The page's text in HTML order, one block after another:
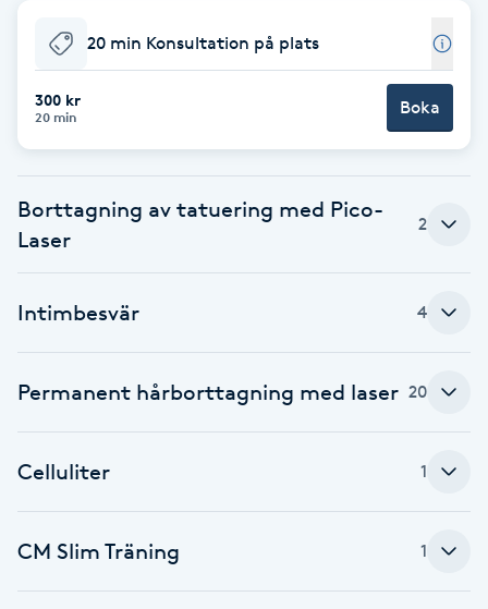
Babylights
Balayage
Barber
Blowout
Bottenfärg
Brynfärgning
20 min Konsultation på plats
300 kr
20 min Boka
Borttagning av tatuering med Pico-
Laser
2
Intimbesvär 4
Permanent hårborttagning med laser 20
Celluliter 1
CM Slim Träning 1